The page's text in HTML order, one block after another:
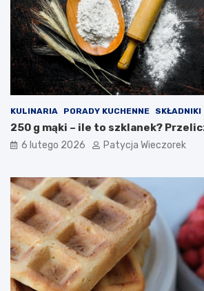
KULINARIA PORADY KUCHENNE SKŁADNIKI
250 g mąki – ile to szklanek?
6 lutego 2026 Patycja Wieczorek